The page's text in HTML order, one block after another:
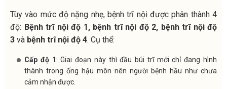
Tùy vào mức độ nặng nhẹ, bệnh trĩ nội được phân thành 4
độ: Bệnh trĩ nội độ 1, bệnh trĩ nội độ 2, bệnh trĩ nội độ
3 và bệnh trĩ nội độ 4. Cụ thể:
Cấp độ 1 : Giai đoạn này thì đầu búi trĩ mới chỉ đang hình
thành trong ống hậu môn nên người bệnh hầu như chưa
cảm nhận được.